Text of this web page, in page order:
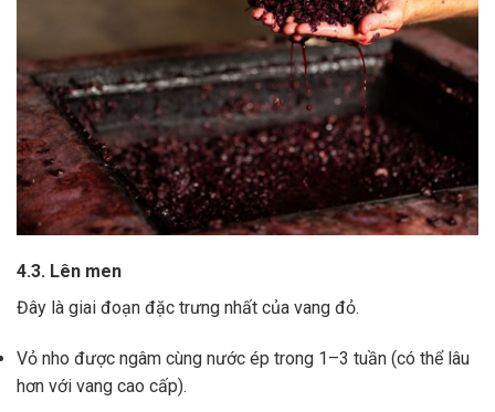
4.3. Lên men
Đây là giai đoạn đặc trưng nhất của vang đỏ.
Vỏ nho được ngâm cùng nước ép trong 1–3 tuần (có thể lâu
hơn với vang cao cấp).